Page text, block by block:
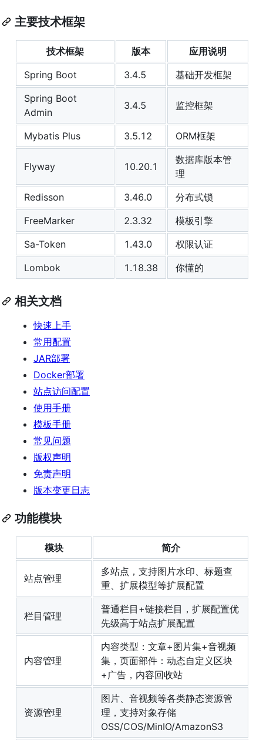
主要技术框架
技术框架 版本
应用说明
Spring Boot
3.4.5
基础开发框架
Spring Boot
Admin
3.4.5 监控框架
Mybatis Plus 3.5.12 ORM框架
Flyway 10.20.1
数据库版本管
理
Redisson
3.46.0
分布式锁
FreeMarker
2.3.32
模板引擎
Sa-Token
1.43.0
权限认证
Lombok
1.18.38 你懂的
相关文档
快速上手
常用配置
JAR部署
Docker部署
站点访问配置
使用手册
模板手册
常见问题
版权声明
免责声明
版本变更日志
功能模块
模块 简介
站点管理
多站点，支持图片水印、标题查
重、扩展模型等扩展配置
栏目管理
普通栏目+链接栏目，扩展配置优
先级高于站点扩展配置
内容管理
内容类型：文章+图片集+音视频
集，页面部件：动态自定义区块
+广告，内容回收站
资源管理
图片、音视频等各类静态资源管
理，支持对象存储
OSS/COS/MinIO/AmazonS3